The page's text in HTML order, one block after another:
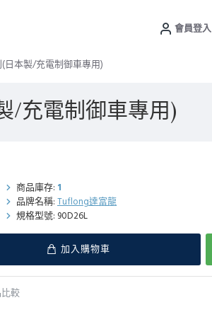
會員登入
日本製/充電制御車專用)
/充電制御車專用)
商品庫存: 1
品牌名稱: Tuflong達富龍
規格型號: 90D26L
加入購物車
較